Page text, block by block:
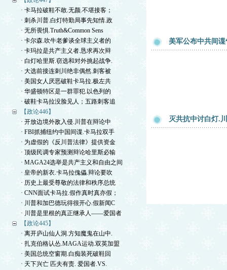
· 卡马拉破鞋不敢.无颜.不堪接客；
· 刺杀川普.白灯特勤局事先知情.政
· 无所畏惧.Truth&Common Sens
· 卡尔森.吹牛老爹谈全球主义者的
· 卡玛拉是共产主义者.恳求再次辩
· 白灯哈里斯.窃选和对外挑起战争.
· 大选前接连刺川绝非偶然.刺客被
· 美国女人厌恶破鞋卡马拉.极左共
· 华盛顿特区是一群罪犯.以色列的
· 破鞋卡马拉没脸见人；五路刺客追
【政论446】
· 开放边境外敌入侵.川普在辩论中
· FBI抓捕纽约中国间谍.卡马拉双手
· 为虚假的《反川普法律》提供资金
· 顶级民调专家预测辩论哈里斯必输
· MAGA24选举是共产主义和自由之间
· 皇帝的新衣.卡马拉傀儡.辩论要吹
· 历史上最受尊敬的法律和秩序总统
· CNN面试卡马拉.假作真时真亦假；
· 川普和加巴德玩得很开心.假新闻C
· 川普是里根的真正继承人——爱国者
【政论445】
· 离开庐山仙人洞.方知魔鬼在山中.
· 扎克伯格认怂.MAGA运动.双英加盟
· 美国总统空窗期.白痴装死破鞋回
· 天下兴亡 匹夫有责. 爱国者.VS.
美军公布中共间
灭共抗中讨白灯.